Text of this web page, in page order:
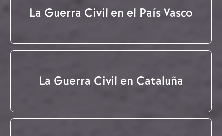
La Guerra Civil en el País Vasco
La Guerra Civil en Cataluña